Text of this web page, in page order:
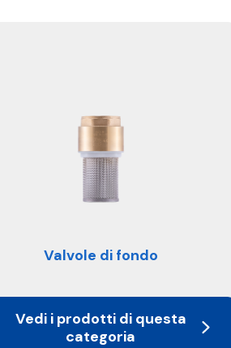
Valvole di fondo
Vedi i prodotti di questa
categoria